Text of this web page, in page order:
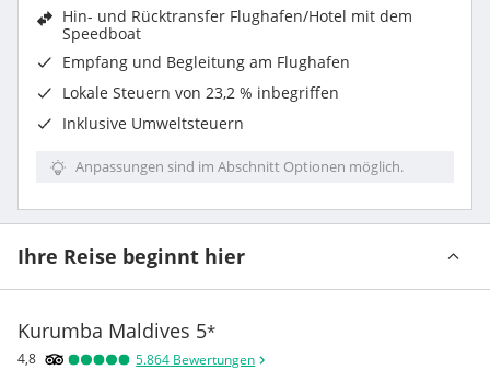
Hin- und Rücktransfer Flughafen/Hotel mit dem
Speedboat
Empfang und Begleitung am Flughafen
Lokale Steuern von 23,2 % inbegriffen
Inklusive Umweltsteuern
Anpassungen sind im Abschnitt Optionen möglich.
Ihre Reise beginnt hier
Kurumba Maldives 5*
4,8 5.864 Bewertungen